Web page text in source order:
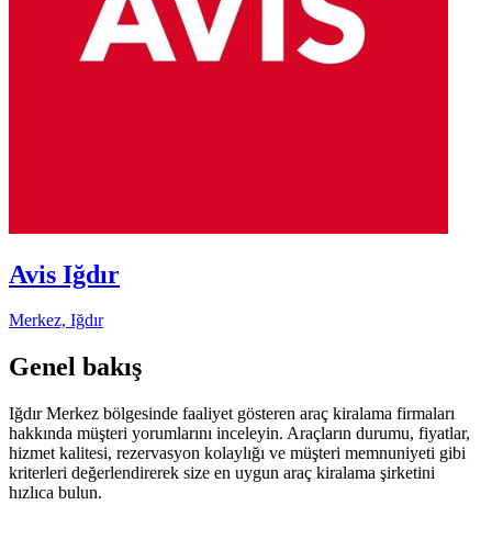
Avis Iğdır
Merkez, Iğdır
Genel bakış
Iğdır Merkez bölgesinde faaliyet gösteren araç kiralama firmaları
hakkında müşteri yorumlarını inceleyin. Araçların durumu, fiyatlar,
hizmet kalitesi, rezervasyon kolaylığı ve müşteri memnuniyeti gibi
kriterleri değerlendirerek size en uygun araç kiralama şirketini
hızlıca bulun.